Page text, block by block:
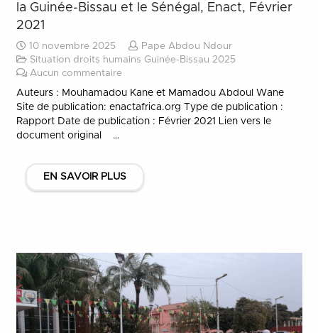
la Guinée-Bissau et le Sénégal, Enact, Février
2021
10 novembre 2025
Pape Abdou Ndour
Situation droits humains Guinée-Bissau 2025
Aucun commentaire
Auteurs : Mouhamadou Kane et Mamadou Abdoul Wane
Site de publication: enactafrica.org Type de publication :
Rapport Date de publication : Février 2021 Lien vers le
document original …
EN SAVOIR PLUS